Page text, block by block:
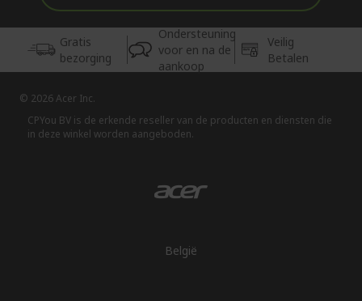
Gratis
bezorging
Ondersteuning
voor en na de
aankoop
Veilig
Betalen
© 2026 Acer Inc.
CPYou BV is de erkende reseller van de producten en diensten die
in deze winkel worden aangeboden.
België